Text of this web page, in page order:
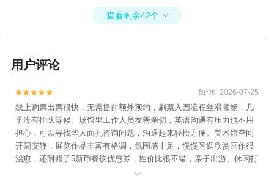
坡国家美术馆+新加坡河+新加坡圣淘沙+
探险乐园+新加坡唐人街+新加坡国立大学
+新加坡樟宜机场+新加坡本地玩乐+新加坡
查看剩余42个 
用户评论

 如*水 2026-07-25
线上购票出票很快，无需提前额外预约，刷票入园流程丝滑顺畅，几
乎没有排队等候。场馆里工作人员友善亲切，英语沟通有压力也不用
担心，可以寻找华人面孔咨询问题，沟通起来轻松方便。美术馆空间
开阔安静，展览作品丰富有格调，氛围感十足，慢慢闲逛欣赏画作很
治愈，还附赠了5新币餐饮优惠券，性价比很不错，亲子出游、休闲打
卡都很合适，整体游玩体验超棒。